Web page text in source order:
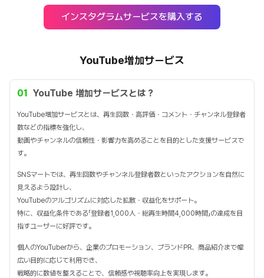
インスタグラムサービスを購入する
YouTube増加サービス
01 YouTube 増加サービスとは？
YouTube増加サービスとは、再生回数・高評価・コメント・チャンネル登録者
数などの指標を強化し、
動画やチャンネルの信頼性・影響力を高めることを目的とした支援サービスで
す。
SNSマートでは、再生回数やチャンネル登録者数といったアクションを自然に
見えるよう設計し、
YouTubeのアルゴリズムに対応した拡散・収益化をサポート。
特に、収益化条件である「登録者1,000人・総再生時間4,000時間」の達成を目
指すユーザーに好評です。
個人のYouTuberから、企業のプロモーション、ブランドPR、商品紹介まで幅
広い目的に応じて利用でき、
戦略的に数値を整えることで、信頼感や視聴率向上を実現します。